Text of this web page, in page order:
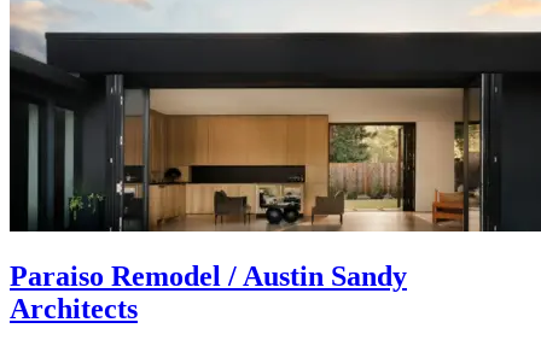
Paraiso Remodel / Austin Sandy
Architects